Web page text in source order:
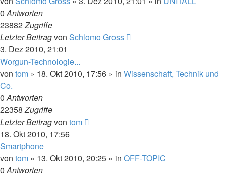
0Antworten
23882Zugriffe
Letzter Beitragvon Schlomo Gross
3. Dez 2010, 21:01
Worgun-Technologie...
von tom » 18. Okt 2010, 17:56 » in Wissenschaft, Technik und
Co.
0Antworten
22358Zugriffe
Letzter Beitragvon tom
18. Okt 2010, 17:56
Smartphone
von tom » 13. Okt 2010, 20:25 » in OFF-TOPIC
0Antworten